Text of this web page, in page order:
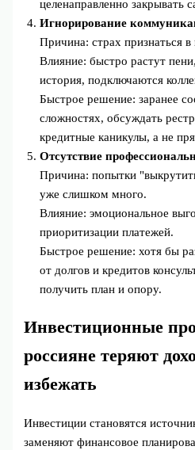
целенаправленно закрывать
Игнорирование
Причина: страх признаться
Влияние: быстро растут
история, подключаются
Быстрое решение: заранее
сложностях, обсуждать
кредитные каникулы, а не
Отсутствие
Причина: попытки
уже слишком много.
Влияние: эмоциональное
приоритизации платежей.
Быстрое решение: хотя бы
от долгов и кредитов
получить план и опору.
Инвестиционные
россияне теряют
избежать
Инвестиции становятся
заменяют финансовое